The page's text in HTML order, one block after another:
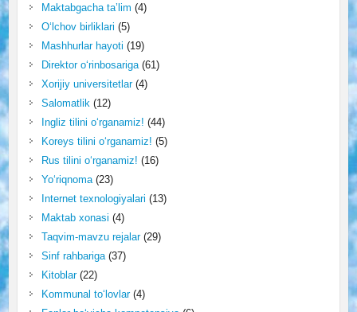
Maktabgacha ta’lim (4)
O‘lchov birliklari (5)
Mashhurlar hayoti (19)
Direktor o‘rinbosariga(61)
Xorijiy universitetlar(4)
Salomatlik (12)
Ingliz tilini o‘rganamiz! (44)
Koreys tilini o‘rganamiz! (5)
Rus tilini o‘rganamiz! (16)
Yo‘riqnoma(23)
Internet texnologiyalari (13)
Maktab xonasi (4)
Taqvim-mavzu rejalar(29)
Sinf rahbariga(37)
Kitoblar(22)
Kommunal to‘lovlar(4)